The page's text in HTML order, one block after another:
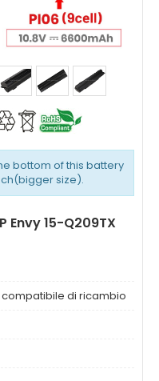
bottom of this battery
size).
15-Q209TX
di ricambio